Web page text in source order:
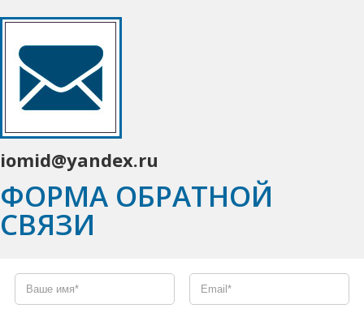
iomid@yandex.ru
ФОРМА ОБРАТНОЙ
СВЯЗИ